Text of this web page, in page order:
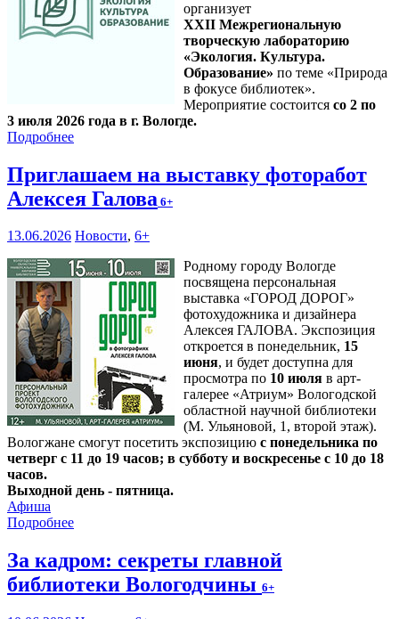
организует
XXII Межрегиональную
творческую лабораторию
«Экология. Культура.
Образование» по теме «Природа
в фокусе библиотек».
Мероприятие состоится со 2 по
3 июля 2026 года в г. Вологде.
Подробнее
Приглашаем на выставку фоторабот
Алексея Галова 6+
13.06.2026 Новости, 6+
Родному городу Вологде
посвящена персональная
выставка «ГОРОД ДОРОГ»
фотохудожника и дизайнера
Алексея ГАЛОВА. Экспозиция
откроется в понедельник, 15
июня, и будет доступна для
просмотра по 10 июля в арт-
галерее «Атриум» Вологодской
областной научной библиотеки
(М. Ульяновой, 1, второй этаж).
Вологжане смогут посетить экспозицию с понедельника по
четверг с 11 до 19 часов; в субботу и воскресенье с 10 до 18
часов.
Выходной день - пятница.
Афиша
Подробнее
За кадром: секреты главной
библиотеки Вологодчины 6+